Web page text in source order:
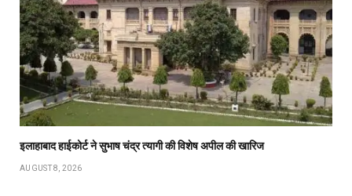
इलाहाबाद हाईकोर्ट ने सुभाष चंद्र त्यागी की विशेष अपील की खारिज
AUGUST 8, 2026